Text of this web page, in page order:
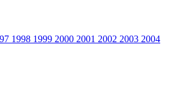
1998 1999 2000 2001 2002 2003 2004